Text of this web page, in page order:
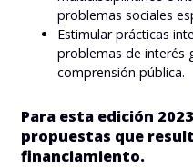
problemas sociales
Estimular prácticas
problemas de interés
comprensión pública.
Para esta edición
propuestas que
financiamiento.